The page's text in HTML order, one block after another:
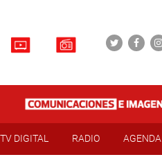
TV DIGITAL RADIO AGENDA